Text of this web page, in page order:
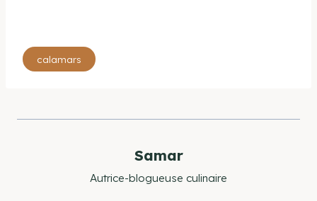
Étiquettes
de
publication :
calamars
Samar
Autrice-blogueuse culinaire